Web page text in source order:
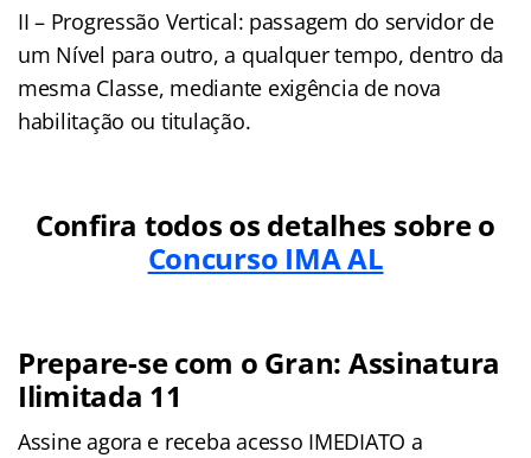
II – Progressão Vertical: passagem do servidor de
um Nível para outro, a qualquer tempo, dentro da
mesma Classe, mediante exigência de nova
habilitação ou titulação.
Confira todos os detalhes sobre o
Concurso IMA AL
Prepare-se com o Gran: Assinatura
Ilimitada 11
Assine agora e receba acesso IMEDIATO a